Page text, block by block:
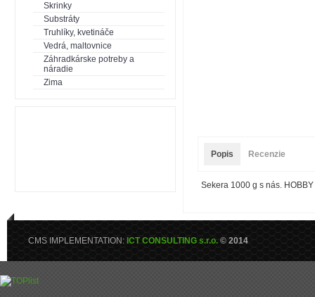
Skrinky
Substráty
Truhlíky, kvetináče
Vedrá, maltovnice
Záhradkárske potreby a
náradie
Zima
Popis Recenzie
Sekera 1000 g s nás. HOBBY
CMS IMPLEMENTATION: ICT CONSULTING s.r.o. © 2014